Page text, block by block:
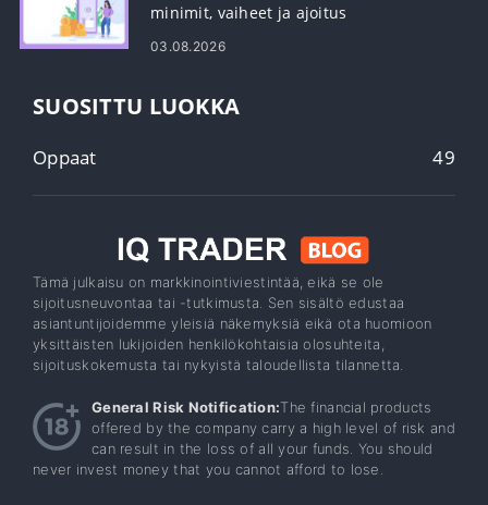
minimit, vaiheet ja ajoitus
03.08.2026
SUOSITTU LUOKKA
Oppaat 49
Tämä julkaisu on markkinointiviestintää, eikä se ole
sijoitusneuvontaa tai -tutkimusta. Sen sisältö edustaa
asiantuntijoidemme yleisiä näkemyksiä eikä ota huomioon
yksittäisten lukijoiden henkilökohtaisia ​​olosuhteita,
sijoituskokemusta tai nykyistä taloudellista tilannetta.
General Risk Notification:The financial products
offered by the company carry a high level of risk and
can result in the loss of all your funds. You should
never invest money that you cannot afford to lose.